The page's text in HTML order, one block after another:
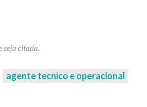
agente tecnico e operacional